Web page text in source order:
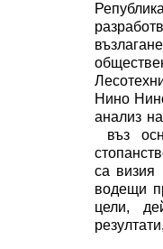
Нино
анализ
въз
са визия
водещи
цели,